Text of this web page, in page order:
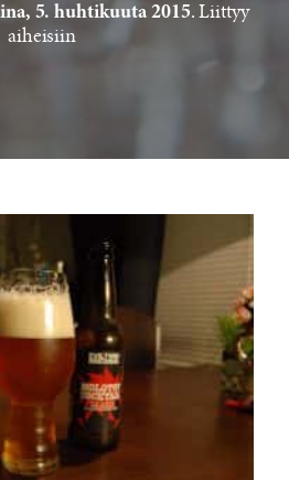
5. huhtikuuta 2015. Liittyy
aiheisiin